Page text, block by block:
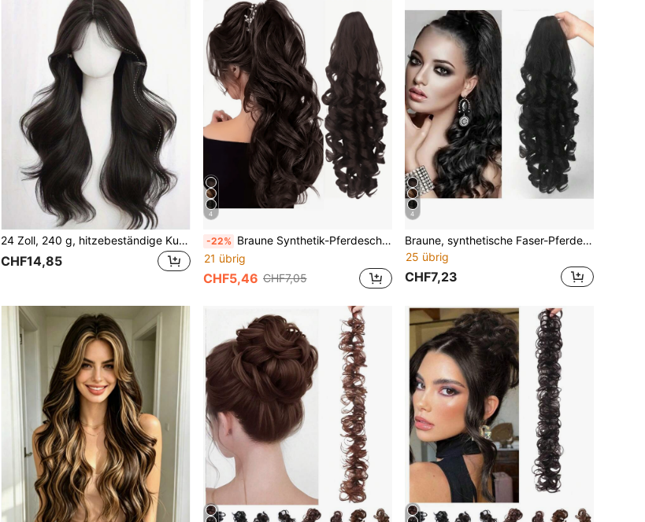
24 Zoll, 240 g, hitzebeständige Kunsthaarperücke, mittellang, gewellt, mit Pony, elegante Perücke für den Alltag von Frauen, Schwarzbraun
CHF14,85
4
-22% Braune Synthetik-Pferdeschwanz-Verlängerung Extra lange gewellte Klauen-Clip-Pferdeschwanz-Zopf-Wellen-Locken-Haar-Clip-Haarstück für den täglichen und Party-Gebrauch von Frauen
21 übrig
CHF5,46 CHF7,05
4
Braune, synthetische Faser-Pferdeschwanz Haarverlängerung mit super langen, welligen Locken und Krallenclip für Frauen, für den täglichen Gebrauch und Partys
25 übrig
CHF7,23